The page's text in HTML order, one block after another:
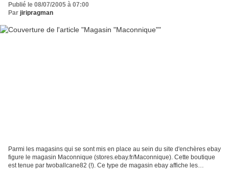
Publié le 08/07/2005 à 07:00
Par jiripragman
Parmi les magasins qui se sont mis en place au sein du site d'enchères ebay
figure le magasin Maconnique (stores.ebay.fr/Maconnique). Cette boutique
est tenue par twoballcane82 (!). Ce type de magasin ebay affiche les